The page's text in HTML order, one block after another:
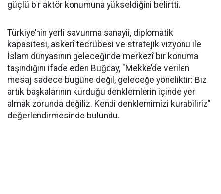
güçlü bir aktör konumuna yükseldiğini belirtti.
Türkiye’nin yerli savunma sanayii, diplomatik
kapasitesi, askerî tecrübesi ve stratejik vizyonu ile
İslam dünyasının geleceğinde merkezî bir konuma
taşındığını ifade eden Buğday, "Mekke’de verilen
mesaj sadece bugüne değil, geleceğe yöneliktir: Biz
artık başkalarının kurduğu denklemlerin içinde yer
almak zorunda değiliz. Kendi denklemimizi kurabiliriz"
değerlendirmesinde bulundu.